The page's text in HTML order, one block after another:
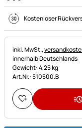
Kostenloser
Steuerhinweis:
inkl. MwSt.,
innerhalb Deutschlands
Gewicht: 4,25 kg
Art.Nr.: 510500.B